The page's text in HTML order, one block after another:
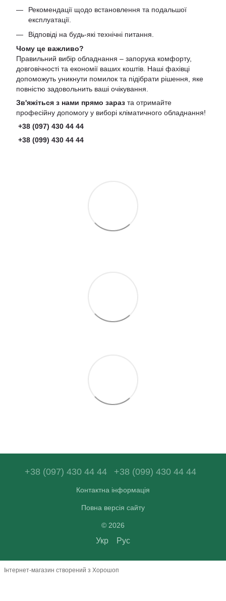
Рекомендації щодо встановлення та подальшої
експлуатації.
Відповіді на будь-які технічні питання.
Чому це важливо?
Правильний вибір обладнання – запорука комфорту,
довговічності та економії ваших коштів. Наші фахівці
допоможуть уникнути помилок та підібрати рішення, яке
повністю задовольнить ваші очікування.
Зв'яжіться з нами прямо зараз та отримайте
професійну допомогу у виборі кліматичного обладнання!
+38 (097) 430 44 44
+38 (099) 430 44 44
+38 (097) 430 44 44 +38 (099) 430 44 44
Контактна інформація
Повна версія сайту
© 2026
Укр Рус
Інтернет-магазин створений з Хорошоп